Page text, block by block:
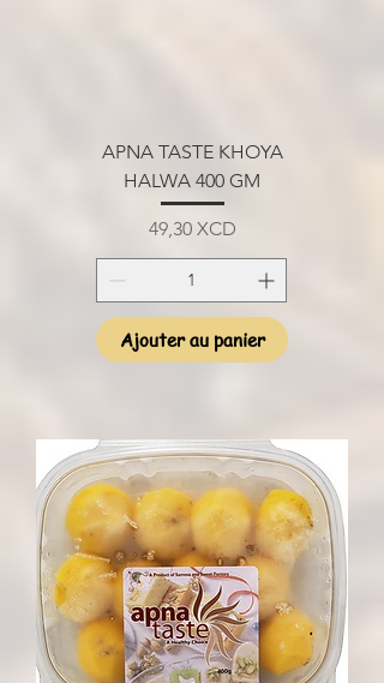
APNA TASTE KHOYA
HALWA 400 GM
Prix
49,30 XCD
Ajouter au panier